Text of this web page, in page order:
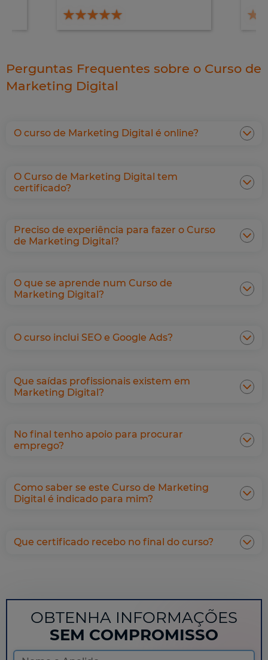
aprendi também um pouco de
Perguntas Frequentes sobre o Curso de
Marketing Digital
O curso de Marketing Digital é online?
O Curso de Marketing Digital tem
certificado?
Preciso de experiência para fazer o Curso
de Marketing Digital?
O que se aprende num Curso de
Marketing Digital?
O curso inclui SEO e Google Ads?
Que saídas profissionais existem em
Marketing Digital?
No final tenho apoio para procurar
emprego?
Como saber se este Curso de Marketing
Digital é indicado para mim?
Que certificado recebo no final do curso?
OBTENHA INFORMAÇÕES
SEM COMPROMISSO